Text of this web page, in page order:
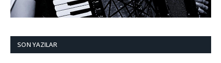
SON YAZILAR